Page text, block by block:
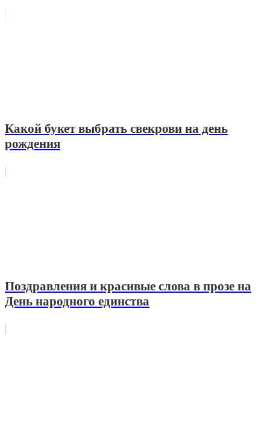
Какой букет выбрать свекрови на день
рождения
Поздравления и красивые слова в прозе на
День народного единства